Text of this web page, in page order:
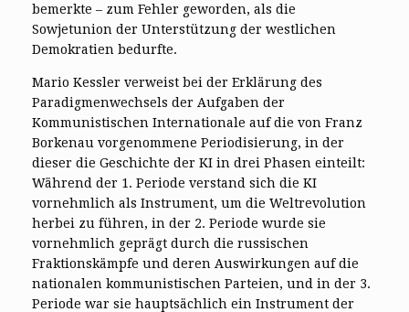
bemerkte – zum Fehler geworden, als die
Sowjetunion der Unterstützung der westlichen
Demokratien bedurfte.
Mario Kessler verweist bei der Erklärung des
Paradigmenwechsels der Aufgaben der
Kommunistischen Internationale auf die von Franz
Borkenau vorgenommene Periodisierung, in der
dieser die Geschichte der KI in drei Phasen einteilt:
Während der 1. Periode verstand sich die KI
vornehmlich als Instrument, um die Weltrevolution
herbei zu führen, in der 2. Periode wurde sie
vornehmlich geprägt durch die russischen
Fraktionskämpfe und deren Auswirkungen auf die
nationalen kommunistischen Parteien, und in der 3.
Periode war sie hauptsächlich ein Instrument der